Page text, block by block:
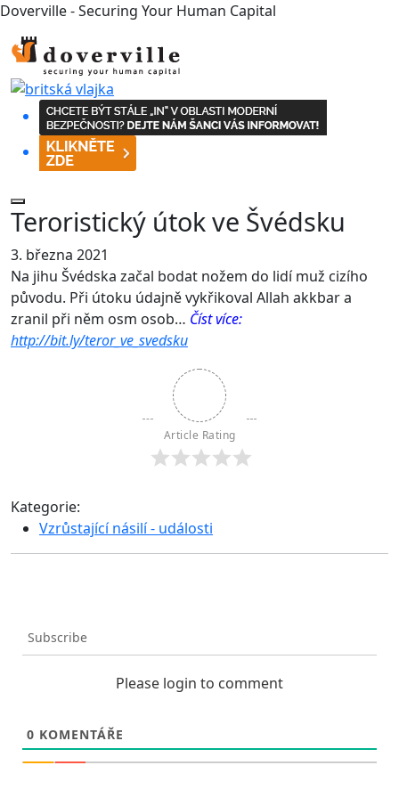
Doverville - Securing Your Human Capital
Teroristický útok ve Švédsku
3. března 2021
Na jihu Švédska začal bodat nožem do lidí muž cizího
původu. Při útoku údajně vykřikoval Allah akkbar a
zranil při něm osm osob… Číst více:
http://bit.ly/teror_ve_svedsku
Article Rating
Kategorie:
Vzrůstající násilí - události
Subscribe
Please login to comment
0 KOMENTÁŘE